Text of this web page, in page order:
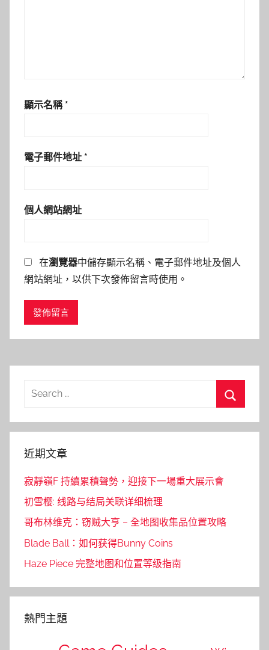
顯示名稱 *
電子郵件地址 *
個人網站網址
在瀏覽器中儲存顯示名稱、電子郵件地址及個人
網站網址，以供下次發佈留言時使用。
Search
近期文章
寂靜嶺F 持續累積聲勢，迎接下一場重大展示會
初雪樱: 线路与结局关联详细梳理
哥布林维克：窃贼大亨 – 全地图收集品位置攻略
Blade Ball：如何获得Bunny Coins
Haze Piece 完整地图和位置等级指南
熱門主題